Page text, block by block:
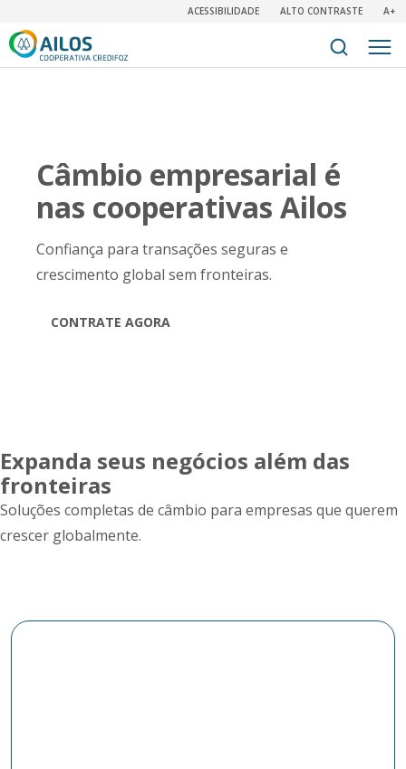
ACESSIBILIDADE ALTO CONTRASTE A+
Câmbio empresarial é
nas cooperativas Ailos
Confiança para transações seguras e
crescimento global sem fronteiras.
CONTRATE AGORA
Expanda seus negócios além das
fronteiras
Soluções completas de câmbio para empresas que querem
crescer globalmente.